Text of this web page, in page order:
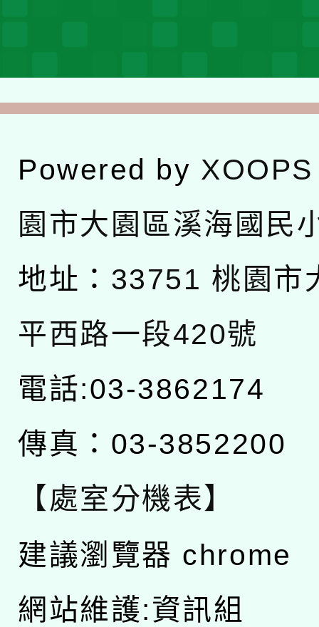
Powered by XOOPS
園市大園區溪海國民
地址： 33751 桃園市
平西路一段420號
電話:03-3862174
傳真：03-3852200
【處室分機表】
建議瀏覽器 chrome
網站維護:資訊組